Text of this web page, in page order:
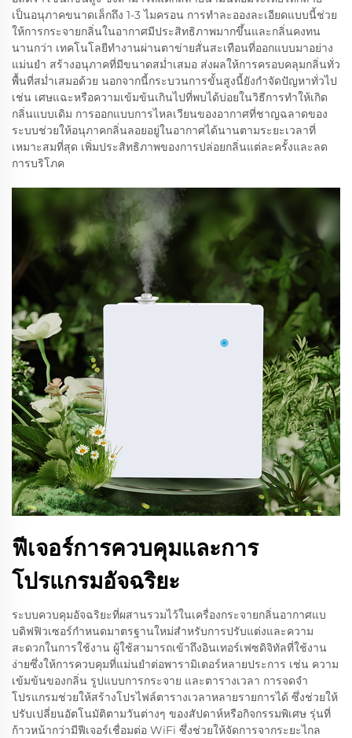
เป็นอนุภาคขนาดเล็กถึง 1-3 ไมครอน การทำละอองละเอียดแบบนี้ช่วย
ให้การกระจายกลิ่นในอากาศมีประสิทธิภาพมากขึ้นและกลิ่นคงทน
นานกว่า เทคโนโลยีทำงานผ่านตาข่ายสั่นสะเทือนที่ออกแบบมาอย่าง
แม่นยำ สร้างอนุภาคที่มีขนาดสม่ำเสมอ ส่งผลให้การครอบคลุมกลิ่นทั่ว
พื้นที่สม่ำเสมอด้วย นอกจากนี้กระบวนการขั้นสูงนี้ยังกำจัดปัญหาทั่วไป
เช่น เศษแฉะหรือความเข้มข้นเกินไปที่พบได้บ่อยในวิธีการทำให้เกิด
กลิ่นแบบเดิม การออกแบบการไหลเวียนของอากาศที่ชาญฉลาดของ
ระบบช่วยให้อนุภาคกลิ่นลอยอยู่ในอากาศได้นานตามระยะเวลาที่
เหมาะสมที่สุด เพิ่มประสิทธิภาพของการปล่อยกลิ่นแต่ละครั้งและลด
การบริโภค
ฟีเจอร์การควบคุมและการ
โปรแกรมอัจฉริยะ
ระบบควบคุมอัจฉริยะที่ผสานรวมไว้ในเครื่องกระจายกลิ่นอากาศแบ
บดิฟฟิวเซอร์กำหนดมาตรฐานใหม่สำหรับการปรับแต่งและความ
สะดวกในการใช้งาน ผู้ใช้สามารถเข้าถึงอินเทอร์เฟซดิจิทัลที่ใช้งาน
ง่ายซึ่งให้การควบคุมที่แม่นยำต่อพารามิเตอร์หลายประการ เช่น ความ
เข้มข้นของกลิ่น รูปแบบการกระจาย และตารางเวลา การจดจำ
โปรแกรมช่วยให้สร้างโปรไฟล์ตารางเวลาหลายรายการได้ ซึ่งช่วยให้
ปรับเปลี่ยนอัตโนมัติตามวันต่างๆ ของสัปดาห์หรือกิจกรรมพิเศษ รุ่นที่
ก้าวหน้ากว่ามีฟีเจอร์เชื่อมต่อ WiFi ซึ่งช่วยให้จัดการจากระยะไกล